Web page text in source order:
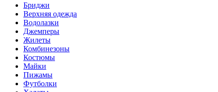
Бриджи
Верхняя одежда
Водолазки
Джемперы
Жилеты
Комбинезоны
Костюмы
Майки
Пижамы
Футболки